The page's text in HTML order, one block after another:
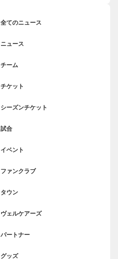
全てのニュース
ニュース
チーム
チケット
シーズンチケット
試合
イベント
ファンクラブ
タウン
ヴェルケアーズ
パートナー
グッズ